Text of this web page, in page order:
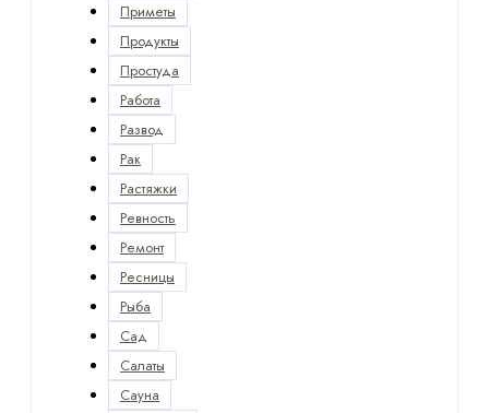
Приметы
Продукты
Простуда
Работа
Развод
Рак
Растяжки
Ревность
Ремонт
Ресницы
Рыба
Сад
Салаты
Сауна